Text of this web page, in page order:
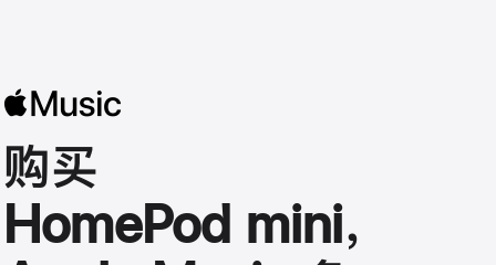
购买
HomePod mini，